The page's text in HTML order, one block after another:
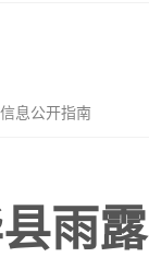
息公开指南
雨